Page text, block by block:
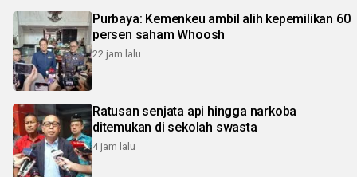
Purbaya: Kemenkeu ambil alih kepemilikan 60
persen saham Whoosh
22 jam lalu
Ratusan senjata api hingga narkoba
ditemukan di sekolah swasta
4 jam lalu